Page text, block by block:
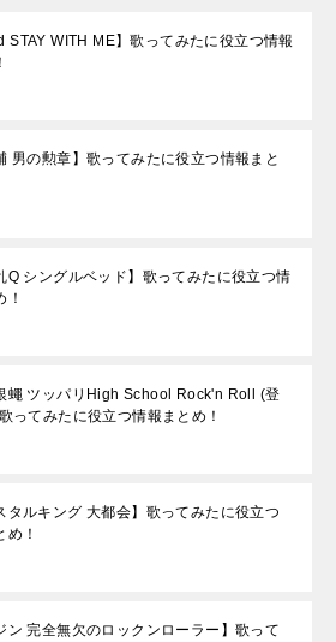
STAY WITH ME】歌ってみたに役立つ情報
男の勲章】歌ってみたに役立つ情報まと
Q シングルベッド】歌ってみたに役立つ情
！
蠅 ツッパリHigh School Rock'n Roll (登
ってみたに役立つ情報まとめ！
タルキング 大都会】歌ってみたに役立つ
め！
ン 完全無欠のロックンローラー】歌って